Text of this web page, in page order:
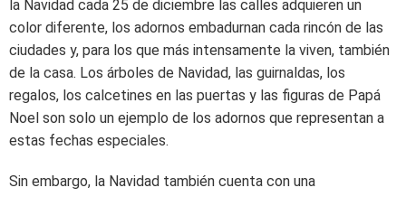
la Navidad cada 25 de diciembre las calles adquieren un
color diferente, los adornos embadurnan cada rincón de las
ciudades y, para los que más intensamente la viven, también
de la casa. Los árboles de Navidad, las guirnaldas, los
regalos, los calcetines en las puertas y las figuras de Papá
Noel son solo un ejemplo de los adornos que representan a
estas fechas especiales.
Sin embargo, la Navidad también cuenta con una